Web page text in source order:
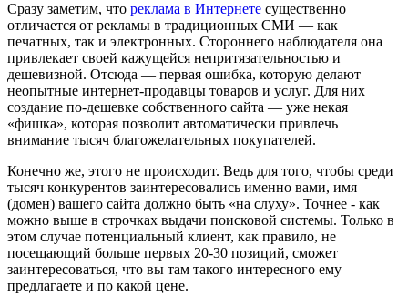
Сразу заметим, что реклама в Интернете существенно
отличается от рекламы в традиционных СМИ — как
печатных, так и электронных. Стороннего наблюдателя она
привлекает своей кажущейся непритязательностью и
дешевизной. Отсюда — первая ошибка, которую делают
неопытные интернет-продавцы товаров и услуг. Для них
создание по-дешевке собственного сайта — уже некая
«фишка», которая позволит автоматически привлечь
внимание тысяч благожелательных покупателей.
Конечно же, этого не происходит. Ведь для того, чтобы среди
тысяч конкурентов заинтересовались именно вами, имя
(домен) вашего сайта должно быть «на слуху». Точнее - как
можно выше в строчках выдачи поисковой системы. Только в
этом случае потенциальный клиент, как правило, не
посещающий больше первых 20-30 позиций, сможет
заинтересоваться, что вы там такого интересного ему
предлагаете и по какой цене.